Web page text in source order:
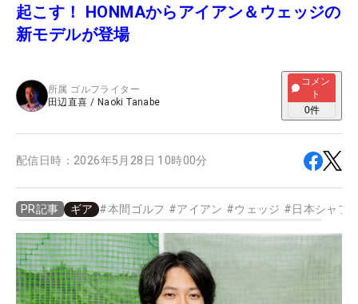
起こす！ HONMAからアイアン＆ウェッジの
新モデルが登場
所属 ゴルフライター
田辺直喜 / Naoki Tanabe
コメン
ト
0件
配信日時： 2026年5月28日 10時00分
PR記事 ギア #本間ゴルフ #アイアン #ウェッジ #日本シャフ